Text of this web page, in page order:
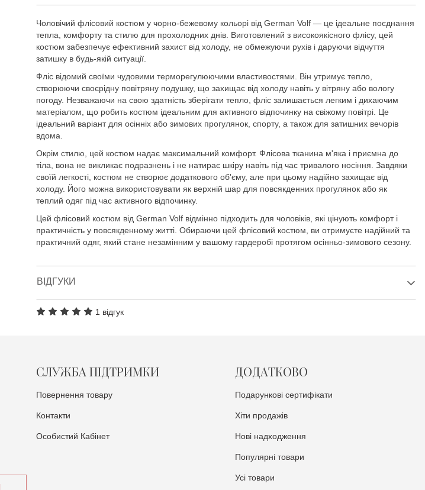
Чоловічий флісовий костюм у чорно-бежевому кольорі від German Volf — це ідеальне поєднання
тепла, комфорту та стилю для прохолодних днів. Виготовлений з високоякісного флісу, цей
костюм забезпечує ефективний захист від холоду, не обмежуючи рухів і даруючи відчуття
затишку в будь-якій ситуації.
Фліс відомий своїми чудовими терморегулюючими властивостями. Він утримує тепло,
створюючи своєрідну повітряну подушку, що захищає від холоду навіть у вітряну або вологу
погоду. Незважаючи на свою здатність зберігати тепло, фліс залишається легким і дихаючим
матеріалом, що робить костюм ідеальним для активного відпочинку на свіжому повітрі. Це
ідеальний варіант для осінніх або зимових прогулянок, спорту, а також для затишних вечорів
вдома.
Окрім стилю, цей костюм надає максимальний комфорт. Флісова тканина м'яка і приємна до
тіла, вона не викликає подразнень і не натирає шкіру навіть під час тривалого носіння. Завдяки
своїй легкості, костюм не створює додаткового об'єму, але при цьому надійно захищає від
холоду. Його можна використовувати як верхній шар для повсякденних прогулянок або як
теплий одяг під час активного відпочинку.
Цей флісовий костюм від German Volf відмінно підходить для чоловіків, які цінують комфорт і
практичність у повсякденному житті. Обираючи цей флісовий костюм, ви отримуєте надійний та
практичний одяг, який стане незамінним у вашому гардеробі протягом осінньо-зимового сезону.
ВІДГУКИ
1 відгук
СЛУЖБА ПІДТРИМКИ
Повернення товару
Контакти
Особистий Кабінет
ДОДАТКОВО
Подарункові сертифікати
Хіти продажів
Нові надходження
Популярні товари
Усі товари